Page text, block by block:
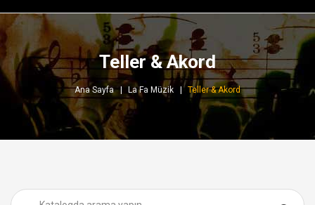
Teller & Akord
Ana Sayfa La Fa Müzik Teller & Akord